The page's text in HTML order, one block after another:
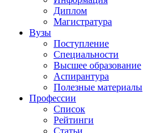
Диплом
Магистратура
Вузы
Поступление
Специальности
Высшее образование
Аспирантура
Полезные материалы
Профессии
Список
Рейтинги
Статьи